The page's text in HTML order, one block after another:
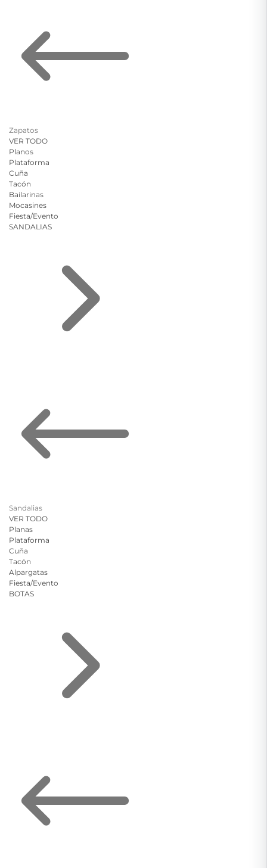
Zapatos
VER TODO
Planos
Plataforma
Cuña
Tacón
Bailarinas
Mocasines
Fiesta/Evento
SANDALIAS
Sandalias
VER TODO
Planas
Plataforma
Cuña
Tacón
Alpargatas
Fiesta/Evento
BOTAS